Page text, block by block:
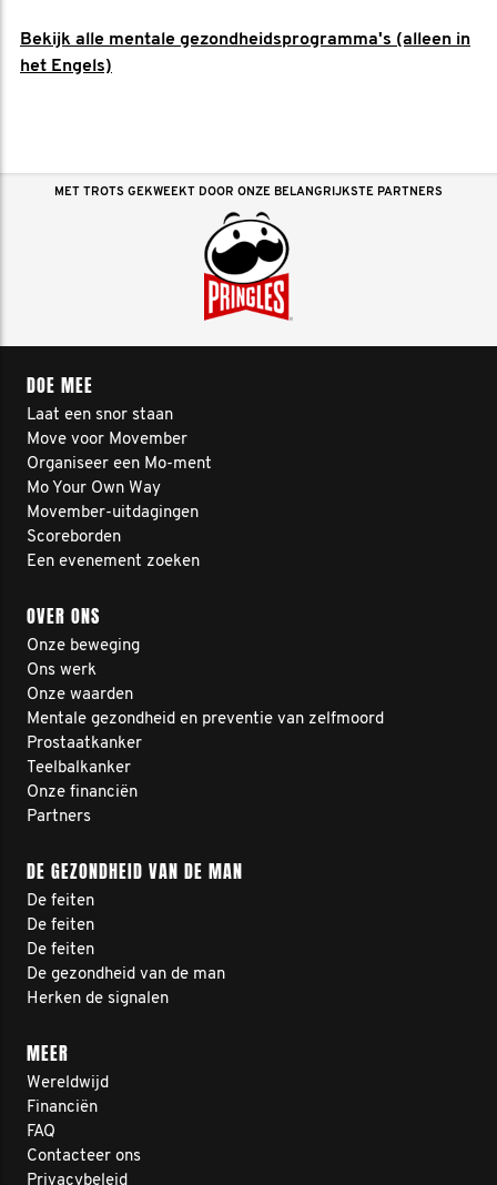
Bekijk alle mentale gezondheidsprogramma's (alleen in
het Engels)
MET TROTS GEKWEEKT DOOR ONZE BELANGRIJKSTE PARTNERS
DOE MEE
Laat een snor staan
Move voor Movember
Organiseer een Mo-ment
Mo Your Own Way
Movember-uitdagingen
Scoreborden
Een evenement zoeken
OVER ONS
Onze beweging
Ons werk
Onze waarden
Mentale gezondheid en preventie van zelfmoord
Prostaatkanker
Teelbalkanker
Onze financiën
Partners
DE GEZONDHEID VAN DE MAN
De feiten
De feiten
De feiten
De gezondheid van de man
Herken de signalen
MEER
Wereldwijd
Financiën
FAQ
Contacteer ons
Privacybeleid